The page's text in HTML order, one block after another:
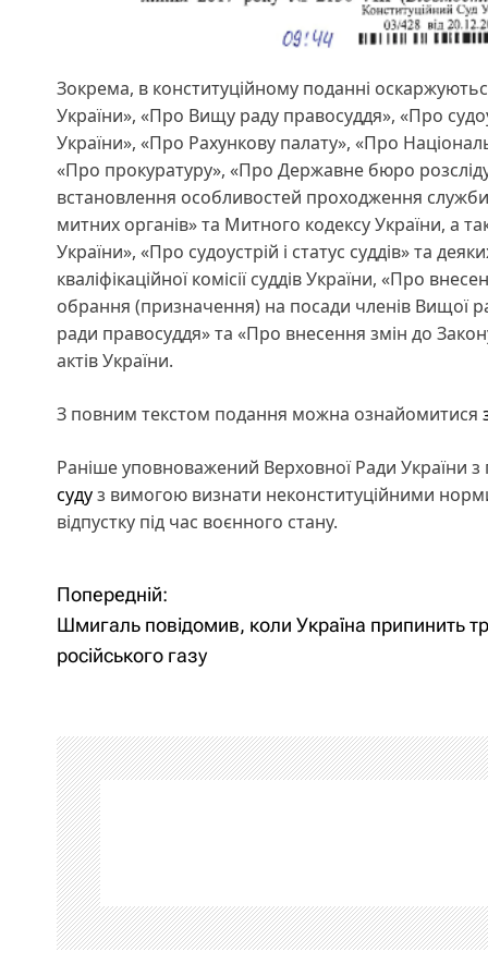
Зокрема, в конституційному поданні
України», «Про Вищу раду правосуддя», «Про
України», «Про Рахункову палату», «Про
«Про прокуратуру», «Про Державне бюро
встановлення особливостей проходження
митних органів» та Митного кодексу України, а
України», «Про судоустрій і статус суддів» та
кваліфікаційної комісії суддів України, «Про
обрання (призначення) на посади членів Вищої
ради правосуддя» та «Про внесення змін до
актів України.
З повним текстом подання можна ознайомитися
Раніше уповноважений Верховної Ради України
судуз вимогою визнати неконституційними
відпустку під час воєнного стану.
Н
а
і
г
а
ц
і
Попередній:
Шмигаль повідомив, коли Україна припинить
російського газу